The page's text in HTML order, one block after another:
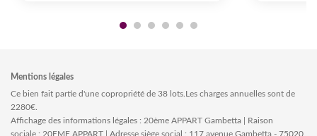
Mentions légales
Ce bien fait partie d'une copropriété de 38 lots.Les charges annuelles sont de
2280€.
Affichage des informations légales : 20ème APPART Gambetta | Raison
sociale : 20EME APPART | Adresse siège social : 117 avenue Gambetta - 75020